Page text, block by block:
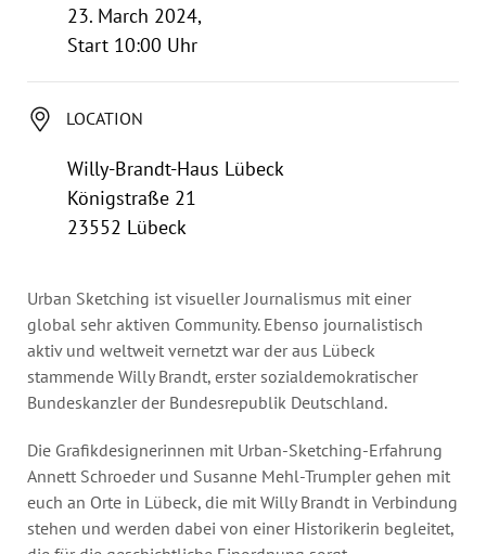
Organigram
23. March 2024,
Start 10:00 Uhr
LOCATION
Willy-Brandt-Haus Lübeck
Königstraße 21
23552 Lübeck
Urban Sketching ist visueller Journalismus mit einer
global sehr aktiven Community. Ebenso journalistisch
aktiv und weltweit vernetzt war der aus Lübeck
stammende Willy Brandt, erster sozialdemokratischer
Bundeskanzler der Bundesrepublik Deutschland.
Die Grafikdesignerinnen mit Urban-Sketching-Erfahrung
Annett Schroeder und Susanne Mehl-Trumpler gehen mit
euch an Orte in Lübeck, die mit Willy Brandt in Verbindung
stehen und werden dabei von einer Historikerin begleitet,